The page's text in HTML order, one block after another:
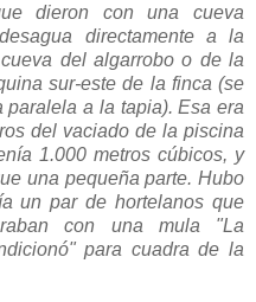
dieron con una cueva
directamente a la
del algarrobo o de la
sur-este de la finca (se
a la tapia). Esa era
del vaciado de la piscina
1.000 metros cúbicos, y
una pequeña parte. Hubo
un par de hortelanos que
con una mula "La
para cuadra de la